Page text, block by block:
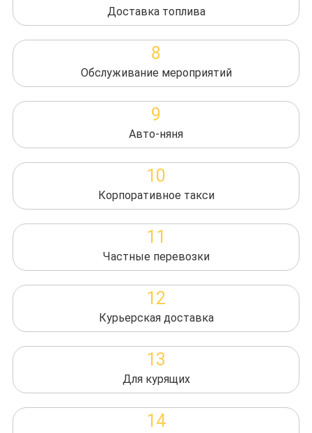
Доставка топлива
8
Обслуживание мероприятий
9
Авто-няня
10
Корпоративное такси
11
Частные перевозки
12
Курьерская доставка
13
Для курящих
14